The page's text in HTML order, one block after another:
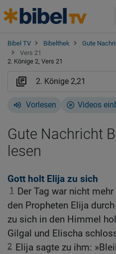
Bibel TV Bibelthek Gute
Vers 21
2. Könige 2, Vers 21
Vorlesen Videos
Gute Nachricht
lesen
Gott holt Elija zu sich
1
Der Tag war nicht
den Propheten Elija
zu sich in den Himmel
Gilgal und Elischa
2 Elija sagte zu ihm: